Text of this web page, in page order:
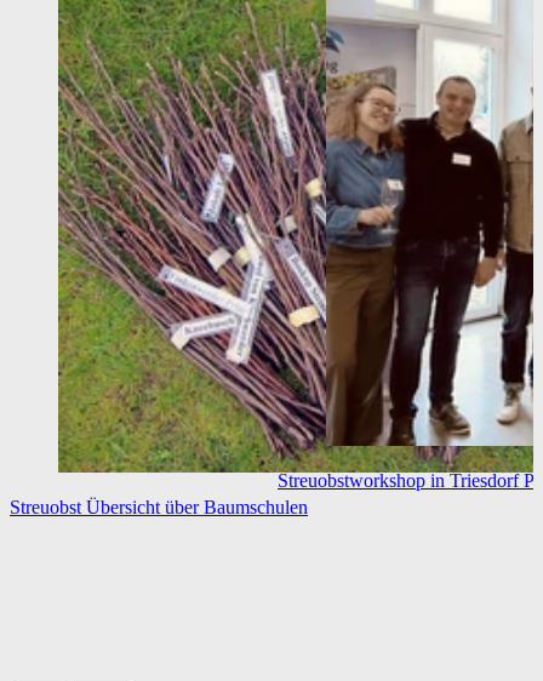
Streuobst Übersicht über Baumschulen
Streuobstworkshop in Triesdorf